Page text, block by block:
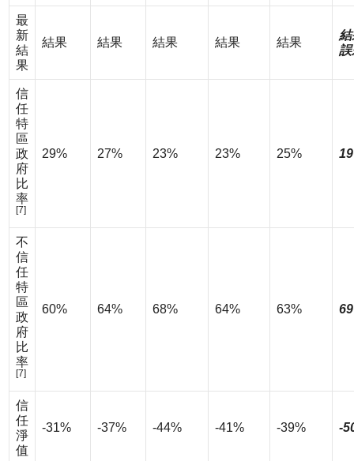
最
新
結
果
結果 結果 結果 結果 結果
誤
信
任
特
區
政
府
比
率
[7]
29% 27% 23% 23% 25%
不
信
任
特
區
政
府
比
率
[7]
60% 64% 68% 64% 63%
信
任
淨
值
-31% -37% -44% -41% -39% -